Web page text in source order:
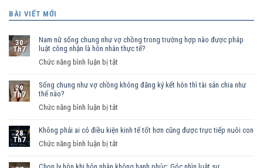
BÀI VIẾT MỚI
30
Th7
Nam nữ sống chung như vợ chồng trong trường hợp nào được pháp
luật công nhận là hôn nhân thực tế?
Chức năng bình luận bị tắt
nữ
vợ
29
Th7
Sống chung như vợ chồng không đăng ký kết hôn thì tài sản chia như
thế nào?
Chức năng bình luận bị tắt
chung
chồng
28
Th7
Không phải ai có điều kiện kinh tế tốt hơn cũng được trực tiếp nuôi con
Chức năng bình luận bị tắt